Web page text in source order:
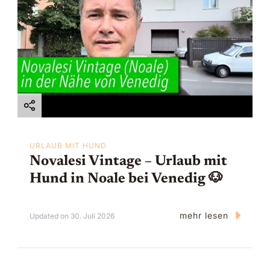
URLAUB MIT HUND
Novalesi Vintage – Urlaub mit
Hund in Noale bei Venedig 🐶
Updated on 30. Juli 2026 mehr lesen